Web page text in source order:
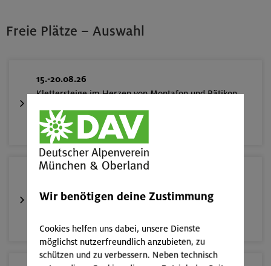
Freie Plätze – Auswahl
15.-20.08.26
Klettersteige im Herzen von Montafon und Rätikon
Rätikon
Fahrtechnik II - Advanced - Kompakt
München
Wir benötigen deine Zustimmung
Cookies helfen uns dabei, unsere Dienste
möglichst nutzerfreundlich anzubieten, zu
schützen und zu verbessern. Neben technisch